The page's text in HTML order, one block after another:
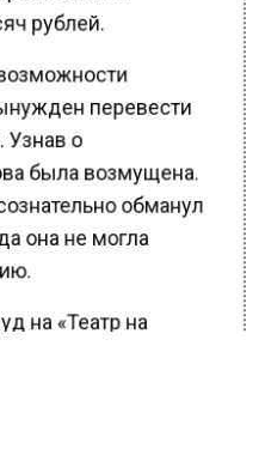
рублей.
перевести
о
была возмущена.
обманул
она не могла
на «Театр на